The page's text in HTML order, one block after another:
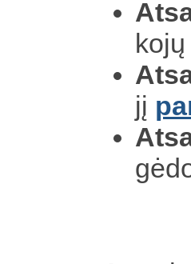
kojų
jį